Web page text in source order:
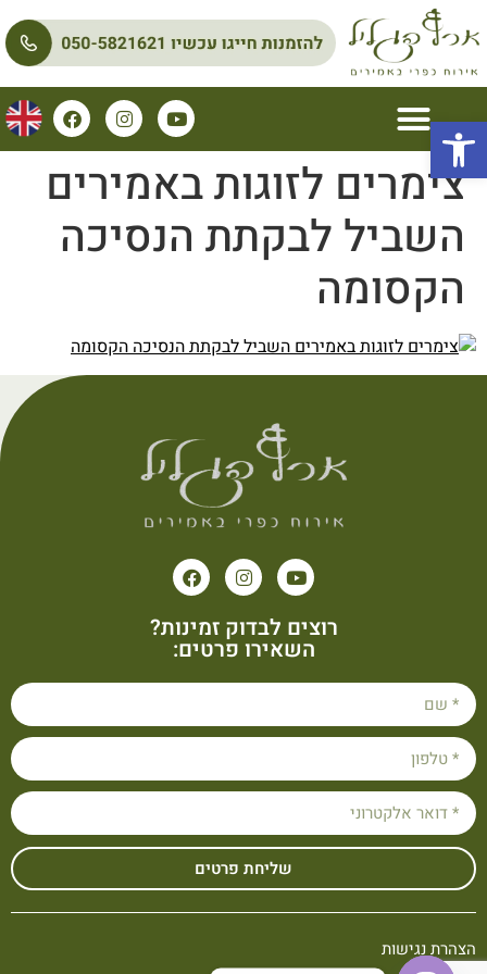
פתח סרגל נגישות
צימרים לזוגות באמירים
השביל לבקתת הנסיכה
הקסומה
רוצים לבדוק זמינות?
השאירו פרטים:
שליחת פרטים
הצהרת נגישות